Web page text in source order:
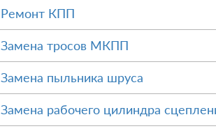
Ремонт КПП
Замена тросов МКПП
Замена пыльника шруса
Замена рабочего цилиндра